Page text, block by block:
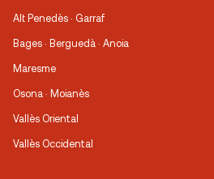
Alt Penedès · Garraf
Bages · Berguedà · Anoia
Maresme
Osona · Moianès
Vallès Oriental
Vallès Occidental